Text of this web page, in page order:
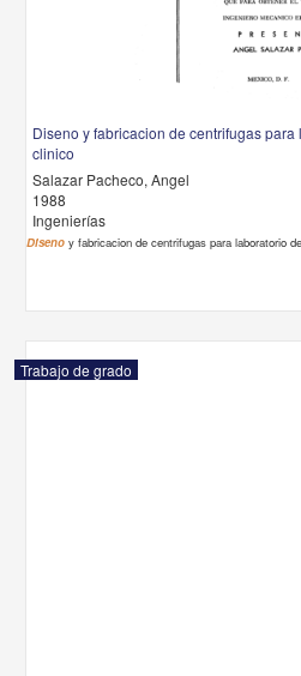
Diseno y fabricacion de centrifugas
clinico
Salazar Pacheco, Angel
1988
Ingenierías
Diseno y fabricacion de centrifugas para laboratorio
Trabajo de grado